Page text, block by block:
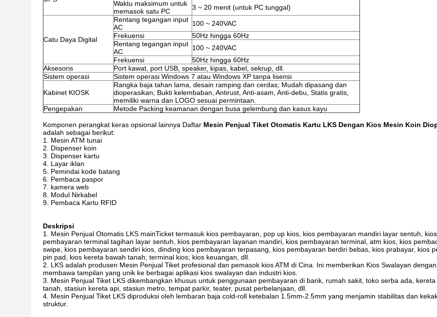
Waktu maksimum untuk
memasok satu PC
3 ~ 20 menit (untuk PC tunggal)
Catu Daya Digital
Rentang tegangan input
AC
100 ~ 240VAC
Frekuensi
50Hz hingga 60Hz
Rentang tegangan input
AC
100 ~ 240VAC
Frekuensi
50Hz hingga 60Hz
Aksesoris
Port kawat, port USB, speaker, kipas, kabel, sekrup, dll.
Sistem operasi
Sistem operasi Windows 7 atau Windows XP tanpa lisensi
Kabinet KIOSK
Rangka baja tahan lama, desain ramping dan cerdas; Mudah dipasang dan
dioperasikan; Bukti kelembaban, Antirust, Anti-asam, Anti-debu, Statis gratis,
memiliki warna dan LOGO sesuai permintaan.
Pengepakan
Metode Packing keamanan dengan busa gelembung dan kasus kayu
Komponen perangkat keras opsional lainnya Daftar Mesin Penjual Tiket Otomatis Kartu LKS Dengan Kios Mesin Koin
adalah sebagai berikut:
Mesin ATM tunai
Dispenser koin
Dispenser kartu
Layar iklan
Pemindai kode batang
Pembaca paspor
kamera web
Modul Nirkabel
Pembaca Kartu RFID
Deskripsi
Mesin Penjual Otomatis LKS mainTicket termasuk kios pembayaran, pop up kios, kios pembayaran mandiri layar sentuh, kios
pembayaran terminal tagihan layar sentuh, kios pembayaran layanan mandiri, kios pembayaran terminal, atm kios, kios
swipe, kios pembayaran sendiri kios, dinding kios pembayaran terpasang, kios pembayaran berdiri bebas, kios prabayar, kios
pin pad, kios kereta bawah tanah; terminal kios; kios keuangan, dll.
LKS adalah produsen Mesin Penjual Tiket profesional dan pemasok kios ATM di Cina. Ini memberikan Kios Swalayan
membawa tampilan yang unik ke berbagai aplikasi kios swalayan dan industri kios.
Mesin Penjual Tiket LKS dikembangkan khusus untuk penggunaan pembayaran di bank, rumah sakit, toko serba ada, kereta
tanah, stasiun kereta api, stasiun metro, tempat parkir, teater, pusat perbelanjaan, dll.
Mesin Penjual Tiket LKS diproduksi oleh lembaran baja cold-roll ketebalan 1.5mm-2.5mm yang menjamin stabilitas dan
struktur.